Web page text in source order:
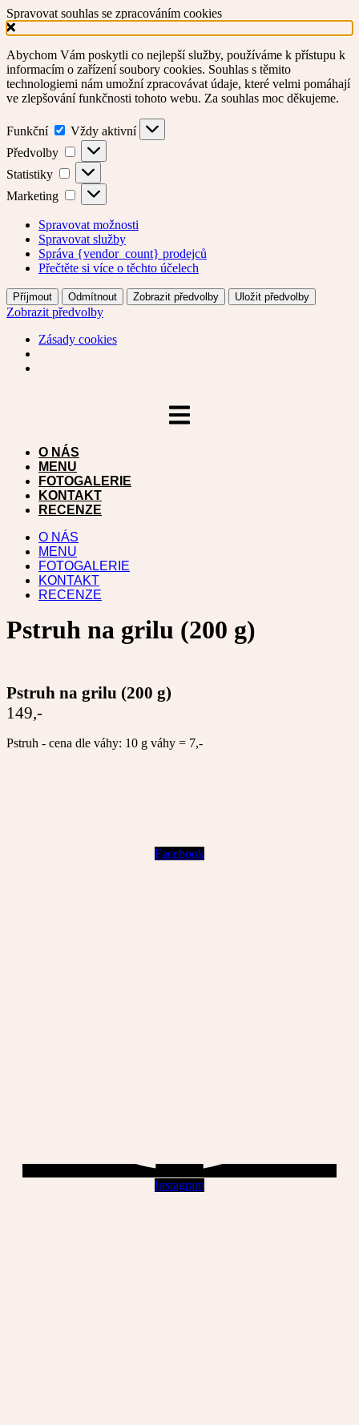
Spravovat souhlas se zpracováním cookies
Abychom Vám poskytli co nejlepší služby, používáme k přístupu k
informacím o zařízení soubory cookies. Souhlas s těmito
technologiemi nám umožní zpracovávat údaje, které velmi pomáhají
ve zlepšování funkčnosti tohoto webu. Za souhlas moc děkujeme.
Funkční Funkční
Vždy aktivní
Předvolby
Předvolby
Statistiky Statistiky
Marketing Marketing
Spravovat možnosti
Spravovat služby
Správa {vendor_count} prodejců
Přečtěte si více o těchto účelech
Příjmout Odmítnout Zobrazit předvolby Uložit předvolby
Zobrazit předvolby
Zásady cookies
O NÁS
MENU
FOTOGALERIE
KONTAKT
RECENZE
O NÁS
MENU
FOTOGALERIE
KONTAKT
RECENZE
Pstruh na grilu (200 g)
Pstruh na grilu (200 g)
149,-
Pstruh - cena dle váhy: 10 g váhy = 7,-
Facebook
Instagram